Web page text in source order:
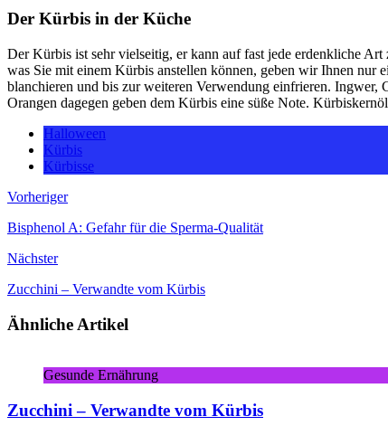
Der Kürbis in der Küche
Der Kürbis ist sehr vielseitig, er kann auf fast jede erdenkliche
was Sie mit einem Kürbis anstellen können, geben wir Ihnen nur
blanchieren und bis zur weiteren Verwendung einfrieren.
Orangen dagegen geben dem Kürbis eine süße Note.
Halloween
Kürbis
Kürbisse
Vorheriger
Bisphenol A: Gefahr für die Sperma-Qualität
Nächster
Zucchini – Verwandte vom Kürbis
Ähnliche Artikel
Gesunde Ernährung
Zucchini – Verwandte vom Kürbis